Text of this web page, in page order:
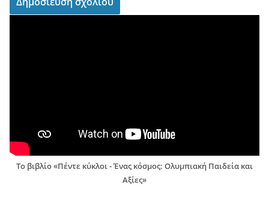
Το βιβλίο «Πέντε κύκλοι - Ένας κόσμος: Ολυμπιακή Παιδεία και
Αξίες»